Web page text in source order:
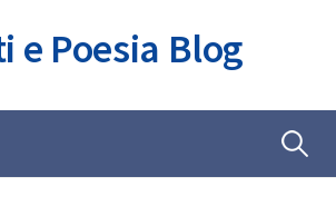
e Poesia Blog
Ricerca